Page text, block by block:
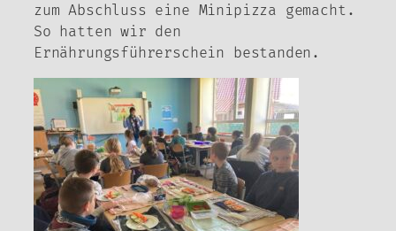
zum Abschluss eine Minipizza gemacht.
So hatten wir den
Ernährungsführerschein bestanden.